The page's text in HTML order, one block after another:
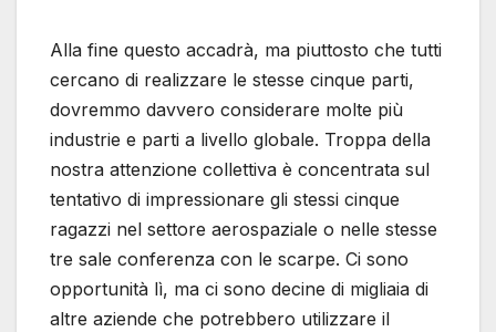
Alla fine questo accadrà, ma piuttosto che tutti
cercano di realizzare le stesse cinque parti,
dovremmo davvero considerare molte più
industrie e parti a livello globale. Troppa della
nostra attenzione collettiva è concentrata sul
tentativo di impressionare gli stessi cinque
ragazzi nel settore aerospaziale o nelle stesse
tre sale conferenza con le scarpe. Ci sono
opportunità lì, ma ci sono decine di migliaia di
altre aziende che potrebbero utilizzare il